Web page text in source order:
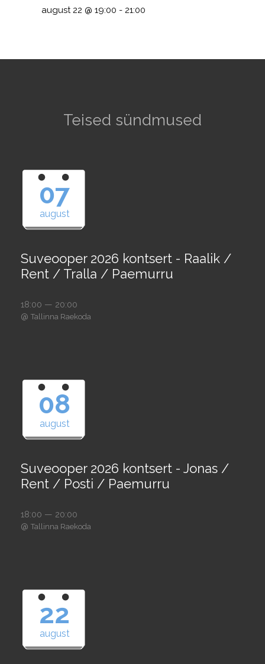
august 22 @ 19:00 - 21:00
Teised sündmused
07
august
Suveooper 2026 kontsert - Raalik /
Rent / Tralla / Paemurru
18:00 — 20:00
@ Tallinna Raekoda
08
august
Suveooper 2026 kontsert - Jonas /
Rent / Posti / Paemurru
18:00 — 20:00
@ Tallinna Raekoda
22
august